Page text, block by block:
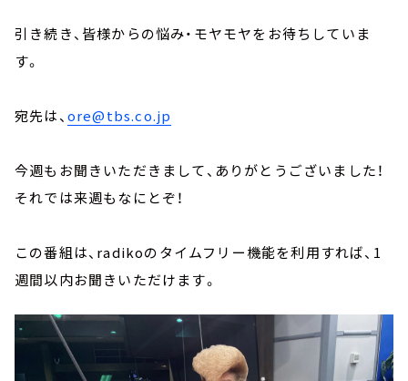
引き続き、皆様からの悩み・モヤモヤをお待ちしていま
す。
宛先は、ore@tbs.co.jp
今週もお聞きいただきまして、ありがとうございました！
それでは来週もなにとぞ！
この番組は、radikoのタイムフリー機能を利用すれば、1
週間以内お聞きいただけます。